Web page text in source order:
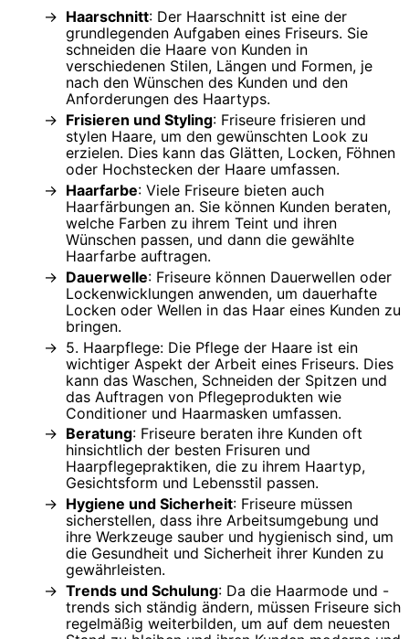
Haarschnitt: Der Haarschnitt ist eine der
grundlegenden Aufgaben eines Friseurs. Sie
schneiden die Haare von Kunden in
verschiedenen Stilen, Längen und Formen, je
nach den Wünschen des Kunden und den
Anforderungen des Haartyps.
Frisieren und Styling: Friseure frisieren und
stylen Haare, um den gewünschten Look zu
erzielen. Dies kann das Glätten, Locken, Föhnen
oder Hochstecken der Haare umfassen.
Haarfarbe: Viele Friseure bieten auch
Haarfärbungen an. Sie können Kunden beraten,
welche Farben zu ihrem Teint und ihren
Wünschen passen, und dann die gewählte
Haarfarbe auftragen.
Dauerwelle: Friseure können Dauerwellen oder
Lockenwicklungen anwenden, um dauerhafte
Locken oder Wellen in das Haar eines Kunden zu
bringen.
5. Haarpflege: Die Pflege der Haare ist ein
wichtiger Aspekt der Arbeit eines Friseurs. Dies
kann das Waschen, Schneiden der Spitzen und
das Auftragen von Pflegeprodukten wie
Conditioner und Haarmasken umfassen.
Beratung: Friseure beraten ihre Kunden oft
hinsichtlich der besten Frisuren und
Haarpflegepraktiken, die zu ihrem Haartyp,
Gesichtsform und Lebensstil passen.
Hygiene und Sicherheit: Friseure müssen
sicherstellen, dass ihre Arbeitsumgebung und
ihre Werkzeuge sauber und hygienisch sind, um
die Gesundheit und Sicherheit ihrer Kunden zu
gewährleisten.
Trends und Schulung: Da die Haarmode und -
trends sich ständig ändern, müssen Friseure sich
regelmäßig weiterbilden, um auf dem neuesten